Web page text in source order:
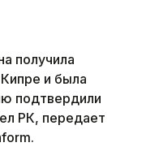
получила
и была
подтвердили
РК, передает